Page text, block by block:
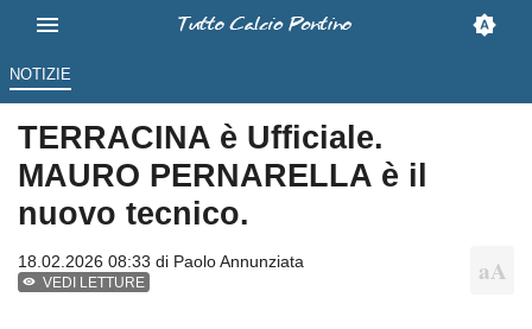
NOTIZIE
TERRACINA è Ufficiale.
MAURO PERNARELLA è il
nuovo tecnico.
18.02.2026 08:33 di Paolo Annunziata
VEDI LETTURE